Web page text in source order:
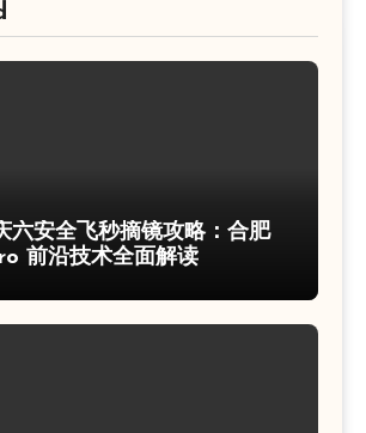
六安全飞秒摘镜攻略：合肥
前沿技术全面解读